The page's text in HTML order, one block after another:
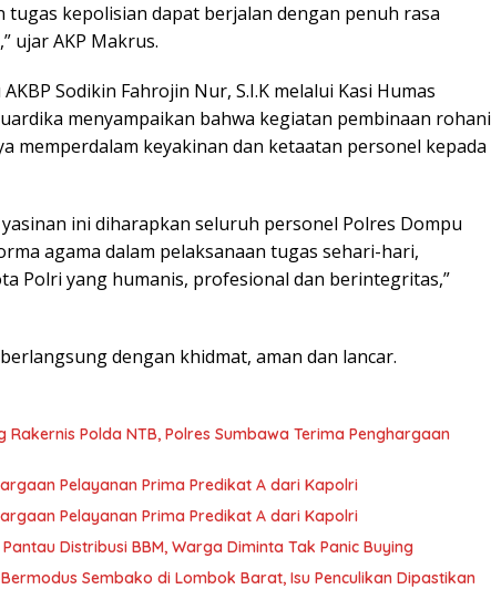
tugas kepolisian dapat berjalan dengan penuh rasa
ujar AKP Makrus.
Sodikin Fahrojin Nur, S.I.K melalui Kasi Humas
menyampaikan bahwa kegiatan pembinaan rohani
memperdalam keyakinan dan ketaatan personel kepada
ini diharapkan seluruh personel Polres Dompu
agama dalam pelaksanaan tugas sehari-hari,
Polri yang humanis, profesional dan berintegritas,”
dengan khidmat, aman dan lancar.
Polda NTB, Polres Sumbawa Terima Penghargaan
Pelayanan Prima Predikat A dari Kapolri
Pelayanan Prima Predikat A dari Kapolri
Distribusi BBM, Warga Diminta Tak Panic Buying
Sembako di Lombok Barat, Isu Penculikan Dipastikan